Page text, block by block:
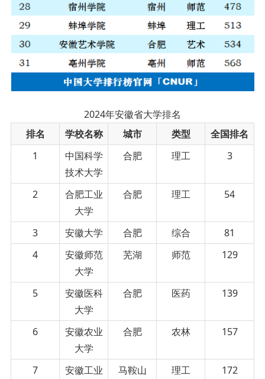
2024年安徽省大学排名
排名
学校名称 城市 类型
全国排名
1
中国科学
技术大学
合肥 理工 3
2
合肥工业
大学
合肥 理工 54
3 安徽大学 合肥 综合
81
4
安徽师范
大学
芜湖 师范 129
5
安徽医科
大学
合肥 医药 139
6
安徽农业
大学
合肥 农林 157
7
安徽工业
马鞍山 理工 172